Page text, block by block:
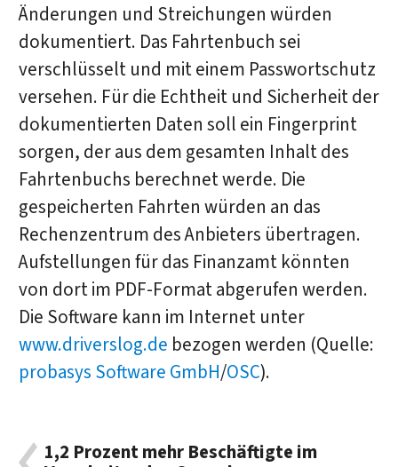
Änderungen und Streichungen würden
dokumentiert. Das Fahrtenbuch sei
verschlüsselt und mit einem Passwortschutz
versehen. Für die Echtheit und Sicherheit der
dokumentierten Daten soll ein Fingerprint
sorgen, der aus dem gesamten Inhalt des
Fahrtenbuchs berechnet werde. Die
gespeicherten Fahrten würden an das
Rechenzentrum des Anbieters übertragen.
Aufstellungen für das Finanzamt könnten
von dort im PDF-Format abgerufen werden.
Die Software kann im Internet unter
www.driverslog.de bezogen werden (Quelle:
probasys Software GmbH/OSC).
1,2 Prozent mehr Beschäftigte im